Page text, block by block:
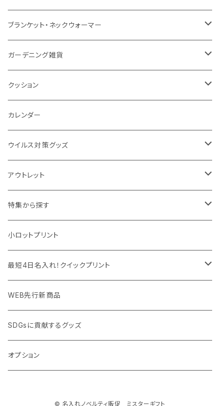
ナイロン
磁器マグ・湯呑
カスタムデザイン
キッチンツール
ノート
付箋
トレイ
パットカバー、ブックカバー
IDケース、パスケース、コインケース
デスク周辺
デスクライト
付属ライト
ランタン
非常食
モバイルスタンド
モバイルリング
アクセサリー・スマホケース
タッチペン
USBケーブル・ハブ
イヤホン・ヘッドフォン
マウスパッド
モバイル周辺グッズ
PC周辺グッズ
スライド式ミラー
ケース付きミラー
手持ちミラー
ビューティー雑貨
ピクチャーボード、ポスター
フォトフレーム、スタンド
キーホルダー
時計
ブランケット・ネックウォーマー
ブランケット
ネックウォーマー
マフラー・ストール
ガーデニング雑貨
F.O.B COOP
クッション
折りたたみクッション
カレンダー
ウイルス対策グッズ
除菌グッズ
パーテーション
マスク・フェイスシールド
測定・測量用品
加湿器・オゾン発生器
ウイルス対策消耗品
ウイルス対策備品
アウトレット
アウトレット
ドリンクフェア
ボトル・タンブラー
ポーチ・巾着
タオル・ブランケット
その他雑貨品
特集から探す
エンタメグッズ・イベント会場物販品
ご当地グッズ・オリジナルお土産品
フルカラー印刷ノベルティ
予算消化・備品におすすめグッズ
展示会・説明会ノベルティ
小ロットプリント
最短4日名入れ！クイックプリント
クイック印刷対応トートバッグ・エコバッグ
クイック印刷対応ポーチ・巾着
クイック印刷対応ボトル
WEB先行新商品
SDGsに貢献するグッズ
オプション
© 名入れノベルティ販促 ミスターギフト